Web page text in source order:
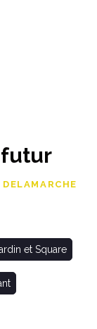
et Square